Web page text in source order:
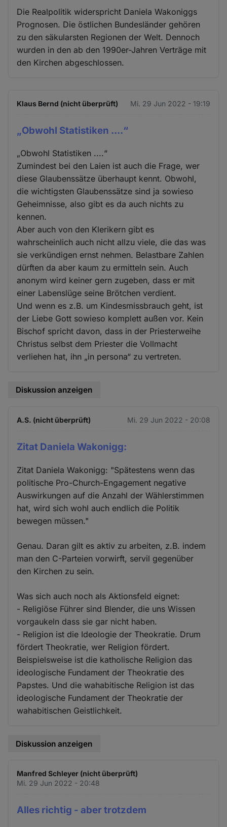
Die Realpolitik widerspricht Daniela Wakoniggs
Prognosen. Die östlichen Bundesländer gehören
zu den säkularsten Regionen der Welt. Dennoch
wurden in den ab den 1990er-Jahren Verträge mit
den Kirchen abgeschlossen.
Klaus Bernd (nicht überprüft) Mi. 29 Jun 2022 - 19:19
„Obwohl Statistiken ....“
„Obwohl Statistiken ....“
Zumindest bei den Laien ist auch die Frage, wer
diese Glaubenssätze überhaupt kennt. Obwohl,
die wichtigsten Glaubenssätze sind ja sowieso
Geheimnisse, also gibt es da auch nichts zu
kennen.
Aber auch von den Klerikern gibt es
wahrscheinlich auch nicht allzu viele, die das was
sie verkündigen ernst nehmen. Belastbare Zahlen
dürften da aber kaum zu ermitteln sein. Auch
anonym wird keiner gern zugeben, dass er mit
einer Labenslüge seine Brötchen verdient.
Und wenn es z.B. um Kindesmissbrauch geht, ist
der Liebe Gott sowieso komplett außen vor. Kein
Bischof spricht davon, dass in der Priesterweihe
Christus selbst dem Priester die Vollmacht
verliehen hat, ihn „in persona“ zu vertreten.
Diskussion anzeigen
A.S. (nicht überprüft) Mi. 29 Jun 2022 - 20:08
Zitat Daniela Wakonigg:
Zitat Daniela Wakonigg: "Spätestens wenn das
politische Pro-Church-Engagement negative
Auswirkungen auf die Anzahl der Wählerstimmen
hat, wird sich wohl auch endlich die Politik
bewegen müssen."
Genau. Daran gilt es aktiv zu arbeiten, z.B. indem
man den C-Parteien vorwirft, servil gegenüber
den Kirchen zu sein.
Was sich auch noch als Aktionsfeld eignet:
- Religiöse Führer sind Blender, die uns Wissen
vorgaukeln dass sie gar nicht haben.
- Religion ist die Ideologie der Theokratie. Drum
fördert Theokratie, wer Religion fördert.
Beispielsweise ist die katholische Religion das
ideologische Fundament der Theokratie des
Papstes. Und die wahabitische Religion ist das
ideologische Fundament der Theokratie der
wahabitischen Geistlichkeit.
Diskussion anzeigen
Manfred Schleyer (nicht überprüft)
Mi. 29 Jun 2022 - 20:48
Alles richtig - aber trotzdem